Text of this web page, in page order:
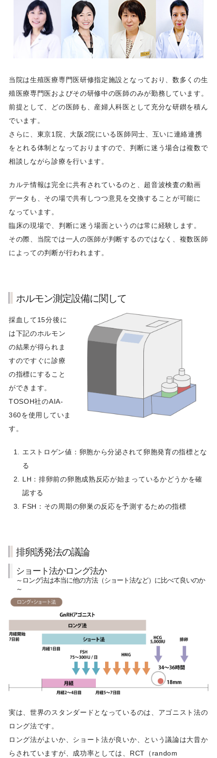
当院は生殖医療専門医研修指定施設となっており、数多くの生
殖医療専門医およびその研修中の医師のみが勤務しています。
前提として、どの医師も、産婦人科医として充分な研鑚を積ん
でいます。
さらに、東京1院、大阪2院にいる医師同士、互いに連絡連携
をとれる体制となっておりますので、判断に迷う場合は複数で
相談しながら診療を行います。
カルテ情報は完全に共有されているのと、超音波検査の動画
データも、その場で共有しつつ意見を交換することが可能に
なっています。
臨床の現場で、判断に迷う場面というのは常に経験します。
その際、当院では一人の医師が判断するのではなく、複数医師
によっての判断が行われます。
ホルモン測定設備に関して
採血して15分後に
は下記のホルモン
の結果が得られま
すのですぐに診療
の指標にすること
ができます。
TOSOH社のAIA-
360を使用していま
す。
エストロゲン値：卵胞から分泌されて卵胞発育の指標とな
る
LH：排卵前の卵胞成熟反応が始まっているかどうかを確
認する
FSH：その周期の卵巣の反応を予測するための指標
排卵誘発法の議論
ショート法かロング法か
～ロング法は本当に他の方法（ショート法など）に比べて良いのか
～
実は、世界のスタンダードとなっているのは、アゴニスト法の
ロング法です。
ロング法がよいか、ショート法が良いか、という議論は大昔か
らされていますが、成功率としては、RCT（random